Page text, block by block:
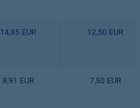
14,85 EUR 12,50 EUR
8,91 EUR 7,50 EUR